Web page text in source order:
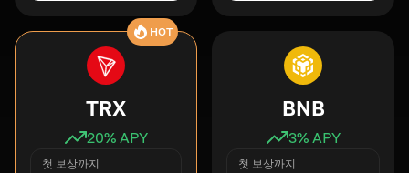
HOT
TRX
20% APY
첫 보상까지
BNB
3% APY
첫 보상까지